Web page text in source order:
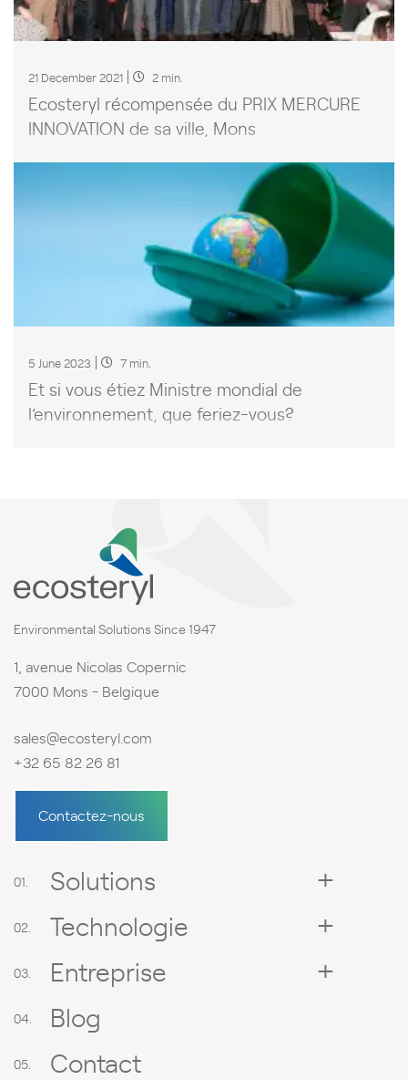
21 December 2021 2 min.
Ecosteryl récompensée du PRIX MERCURE
INNOVATION de sa ville, Mons
5 June 2023 7 min.
Et si vous étiez Ministre mondial de
l’environnement, que feriez-vous?
Environmental Solutions Since 1947
1, avenue Nicolas Copernic
7000 Mons - Belgique
sales@ecosteryl.com
+32 65 82 26 81
Contactez-nous
Solutions
Technologie
Entreprise
Blog
Contact